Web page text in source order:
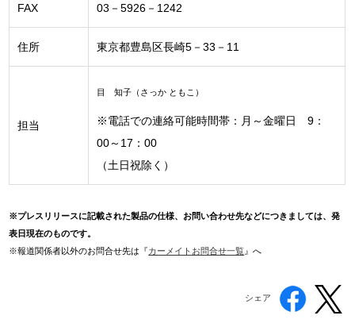
FAX 03－5926－1242
住所 東京都豊島区長崎5－33－11
担当
目 知子（さっか ともこ）
※電話での連絡可能時間帯：月～金曜日 9：
00～17：00
（土日祝除く）
※プレスリリースに記載された製品の仕様、お問い合わせ先などにつきましては、発
表日現在のものです。
※報道関係者以外のお問合せ先は『カーメイトお問合せ一覧 』へ
シェア